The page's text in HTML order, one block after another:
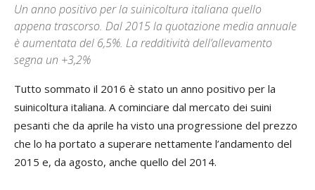
Un anno positivo per la suinicoltura italiana quello
appena trascorso. Dal 2015 la quotazione media annuale
è aumentata del 6,5%. La redditività dell’allevamento
segna un +3,2%
Tutto sommato il 2016 è stato un anno positivo per la
suinicoltura italiana. A cominciare dal mercato dei suini
pesanti che da aprile ha visto una progressione del prezzo
che lo ha portato a superare nettamente l’andamento del
2015 e, da agosto, anche quello del 2014.